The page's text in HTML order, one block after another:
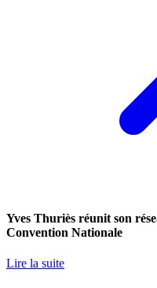
Yves Thuriès réunit son
Convention Nationale
Lire la suite